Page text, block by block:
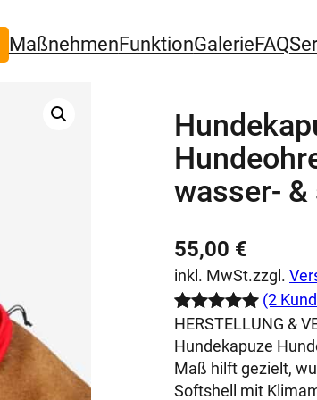
MaßnehmenFunktionGalerieFAQ
wasser-
55,00 €
inkl. MwSt.zzgl.
Bewertet
mit5.00
von 5,
2
(2
HERSTELLUNG &
Hundekapuze
Maß hilft gezielt,
Softshell mit